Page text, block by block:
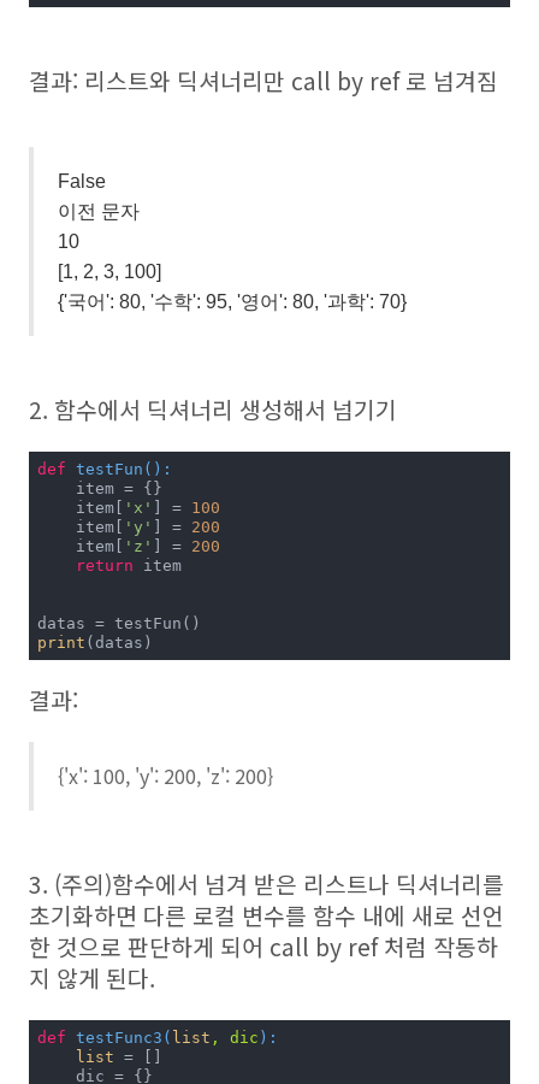
결과: 리스트와 딕셔너리만 call by ref 로 넘겨짐
False
이전 문자
10
[1, 2, 3, 100]
{'국어': 80, '수학': 95, '영어': 80, '과학': 70}
2. 함수에서 딕셔너리 생성해서 넘기기
def testFun ():
    item[
'x' ] = 100
    item[
'y' ] = 200
    item[
'z' ] = 200
return item
print (datas)
결과:
{'x': 100, 'y': 200, 'z': 200}
3. (주의)함수에서 넘겨 받은 리스트나 딕셔너리를
초기화하면 다른 로컬 변수를 함수 내에 새로 선언
한 것으로 판단하게 되어 call by ref 처럼 작동하
지 않게 된다.
def testFunc3 ( list , dic ):
list = []